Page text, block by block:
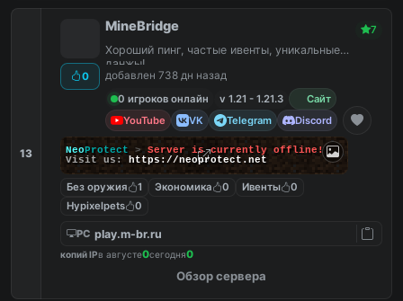
13
0
MineBridge 7
Хороший пинг, частые ивенты, уникальные
данжы!
добавлен 738 дн назад
0 игроков онлайн
v 1.21 - 1.21.3
Сайт
YouTube
VK Telegram Discord
NeoProtect > Server is currently offline!
Visit us:
https://neoprotect.net
Без оружия 1 Экономика 0 Ивенты
0
Hypixelpets
0
PC play.m-br.ru
копий IPв августе0сегодня0
Обзор сервера